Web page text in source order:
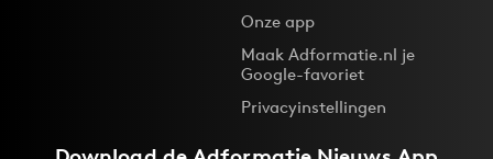
Onze app
Maak Adformatie.nl je
Google-favoriet
Privacyinstellingen